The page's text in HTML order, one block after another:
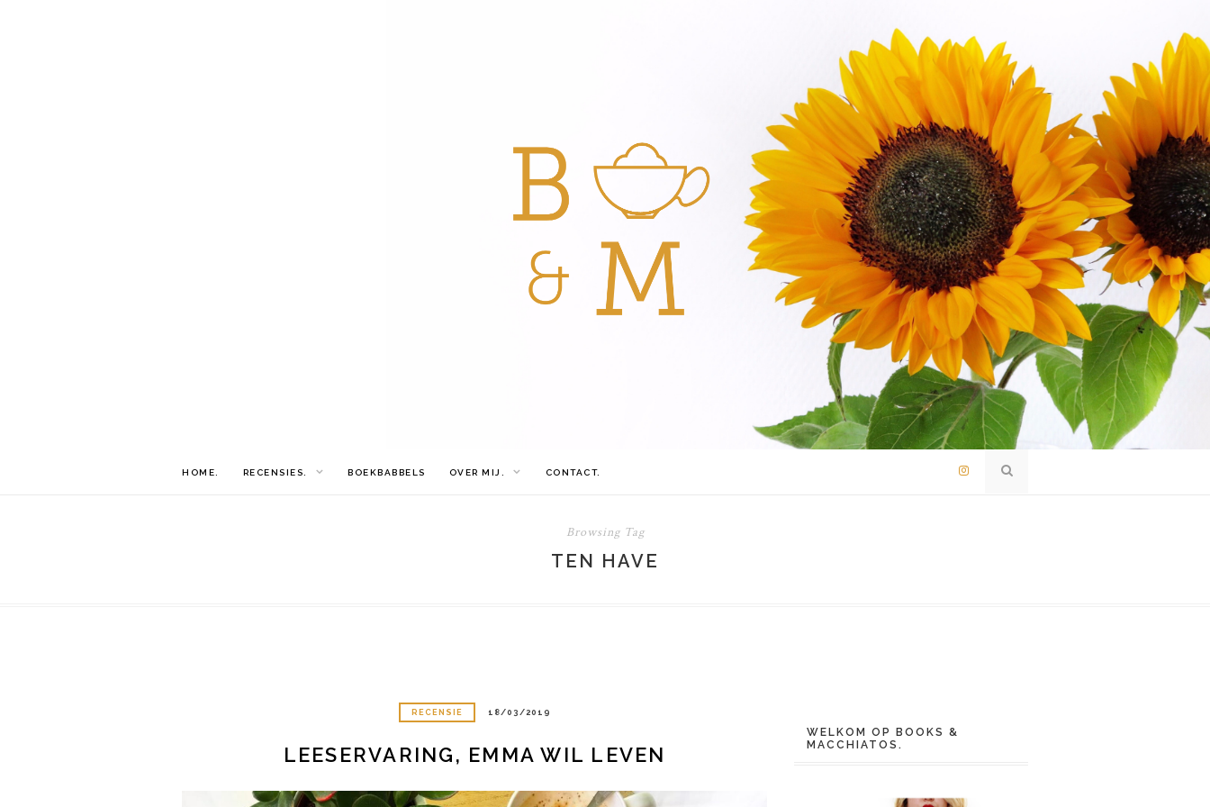
HOME. RECENSIES. BOEKBABBELS OVER MIJ. CONTACT.
Browsing Tag
TEN HAVE
RECENSIE 18/03/2019
LEESERVARING, EMMA WIL LEVEN
WELKOM OP BOOKS &
MACCHIATOS.